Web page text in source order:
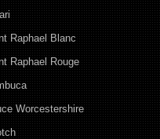
Raphael Blanc
Raphael Rouge
Worcestershire